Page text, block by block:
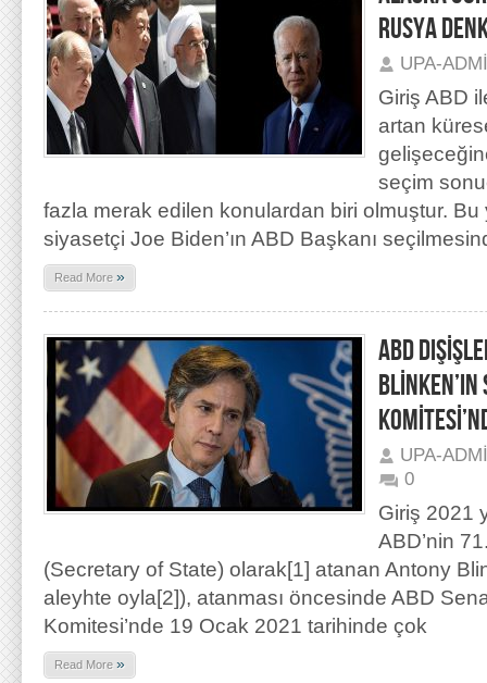
RUSYA
UPA-
Giriş ABD
artan
seçim
fazla merak edilen konulardan biri olmuştur. Bu
siyasetçi Joe Biden’ın ABD Başkanı
Read More »
ABD
UPA-
0
Giriş 2021
ABD’nin
(Secretary of State) olarak[1] atanan Antony
aleyhte oyla[2]), atanması öncesinde ABD
Komitesi’nde 19 Ocak 2021 tarihinde çok
Read More »